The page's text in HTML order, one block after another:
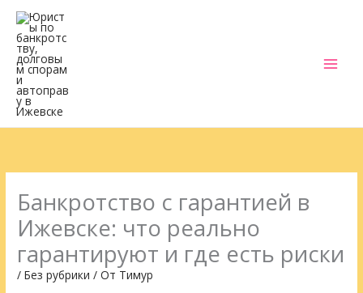
Перейти
содержимому
Банкротство с гарантией в
Ижевске: что реально
гарантируют и где есть риски
/Без рубрики / От Тимур